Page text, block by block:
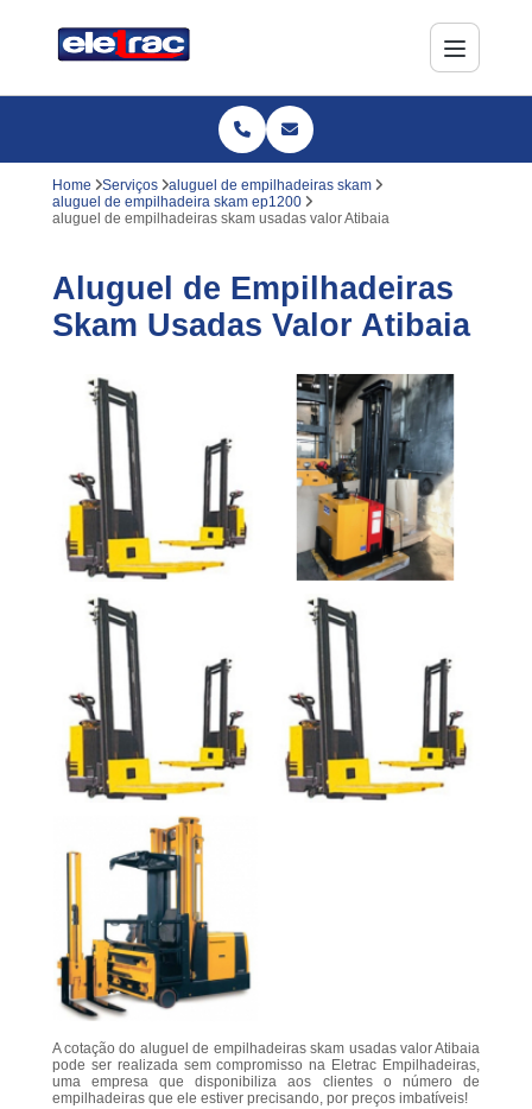
Home Serviços
aluguel de empilhadeiras skam
aluguel de empilhadeira skam ep1200
aluguel de empilhadeiras skam usadas valor Atibaia
Aluguel de Empilhadeiras
Skam Usadas Valor Atibaia
A cotação do aluguel de empilhadeiras skam usadas valor Atibaia
pode ser realizada sem compromisso na Eletrac Empilhadeiras,
uma empresa que disponibiliza aos clientes o número de
empilhadeiras que ele estiver precisando, por preços imbatíveis!